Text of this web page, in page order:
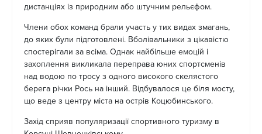
дистанціях із природним або штучним рельєфом.
Члени обох команд брали участь у тих видах змагань,
до яких були підготовлені. Вболівальники з цікавістю
спостерігали за всіма. Однак найбільше емоцій і
захоплення викликала переправа юних спортсменів
над водою по тросу з одного високого скелястого
берега річки Рось на інший. Відбувалося це біля мосту,
що веде з центру міста на острів Коцюбинського.
Захід сприяв популяризації спортивного туризму в